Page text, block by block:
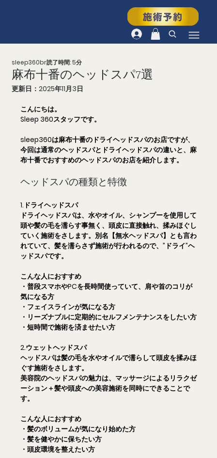
麻布十番のヘッドスパ7選
sleep360br読了時間: 5分
更新日： 2025年11月3日
こんにちは。
Sleep 360スタッフです。
sleep360は麻布十番のドライヘッドスパのお店ですが、
今回は通常のヘッドスパとドライヘッドスパの違いと、麻
布十番でおすすめのヘッドスパのお店を紹介します。
ヘッドスパの種類と特徴
1.ドライヘッドスパ
ドライヘッドスパは、水やオイル、シャンプーを使用して
頭や髪の毛を濡らす事無く、頭皮に直接触れ、揉みほぐし
ていく施術をさします。別名【無水ヘッドスパ】とも言わ
れていて、髪を濡らさず施術が行われるので、”ドライ”ヘ
ッドスパです。
こんな人におすすめ
・普段スマホやPCを長時間使っていて、肩や首のコリが
気になる方
・フェイスラインが気になる方
・リーズナブルに定期的にセルフメンテナンスをしたい方
・短時間で施術を済ませたい方
2.ウェットヘッドスパ
ヘッドスパは髪の毛を水やオイルで濡らして頭皮を揉みほ
ぐす施術をさします。
美容院のヘッドスパの魅力は、マッサージによるリラクゼ
ーション＋髪や頭皮への美容施術を同時にできることで
す。
こんな人におすすめ
・髪のボリュームが気になり始めた方
・髪を健やかに保ちたい方
・頭皮環境を整えたい方